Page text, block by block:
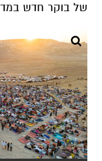
של בוקר חדש